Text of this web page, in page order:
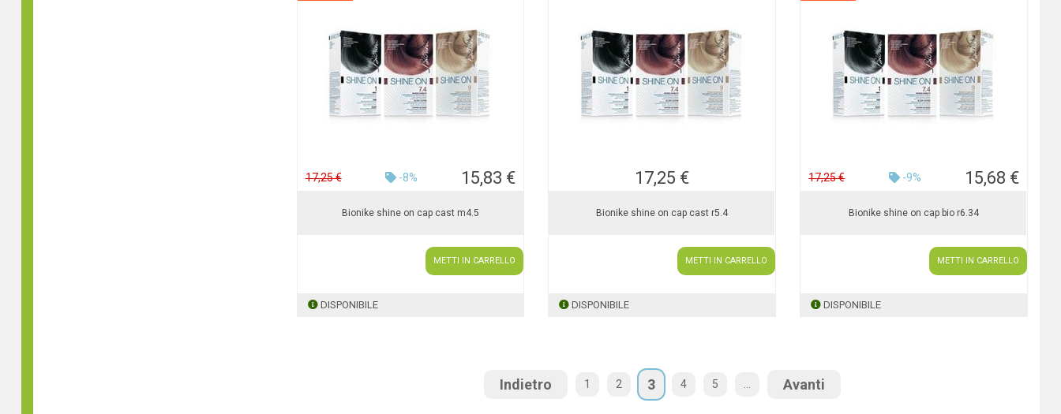
17,25 € -8% 15,83 €
Bionike shine on cap cast m4.5
METTI IN CARRELLO
DISPONIBILE
17,25 €
Bionike shine on cap cast r5.4
METTI IN CARRELLO
DISPONIBILE
17,25 € -9% 15,68 €
Bionike shine on cap bio r6.34
METTI IN CARRELLO
DISPONIBILE
Indietro 1 2 3 4 5 Avanti